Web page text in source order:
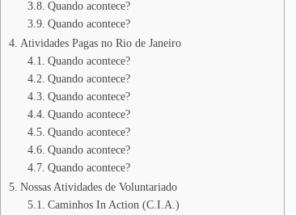
Quando acontece?
Quando acontece?
Atividades Pagas no Rio de Janeiro
Quando acontece?
Quando acontece?
Quando acontece?
Quando acontece?
Quando acontece?
Quando acontece?
Quando acontece?
Nossas Atividades de Voluntariado
Caminhos In Action (C.I.A.)